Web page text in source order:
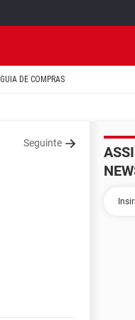
GUIA DE COMPRAS
Seguinte